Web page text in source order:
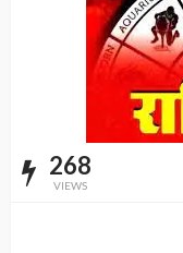
268
VIEWS